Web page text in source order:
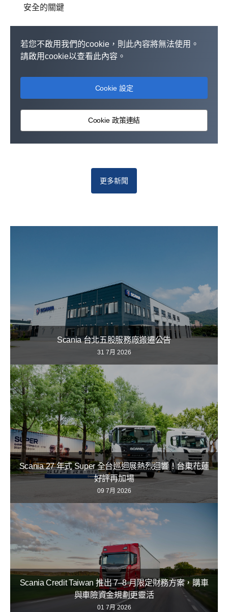
安全的關鍵
若您不啟用我們的cookie，則此內容將無法使用。
請啟用cookie以查看此內容。
Cookie 設定
Cookie 政策連結
更多新聞
Scania 台北五股服務廠搬遷公告
31 7月 2026
Scania 27 年式 Super 全台巡迴展熱烈迴響！台東花蓮
好評再加場
09 7月 2026
Scania Credit Taiwan 推出 7–8 月限定財務方案，購車
與車險資金規劃更靈活
01 7月 2026